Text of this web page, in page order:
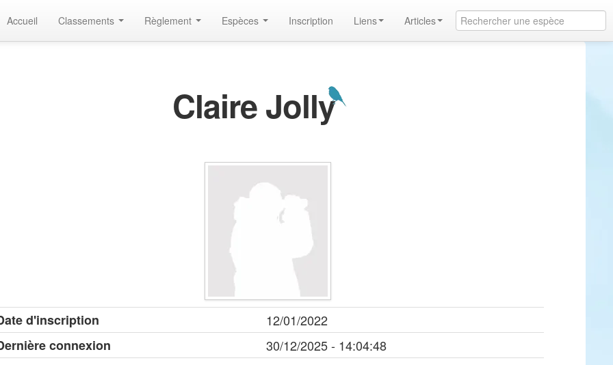
Accueil Classements Règlement Espèces Inscription Liens Articles
Claire Jolly
d'inscription
12/01/2022
connexion
30/12/2025 - 14:04:48